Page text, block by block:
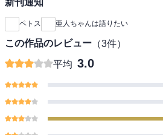
新刊通知
ペトス 亜人ちゃんは語りたい
この作品のレビュー （3件）
平均 3.0